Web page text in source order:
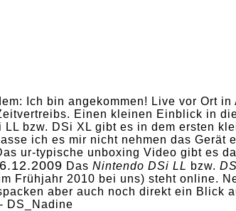
Ich bin angekommen! Live vor Ort
Einen kleinen Einblick in
LL bzw. DSi XL gibt es in dem ersten
ich es mir nicht nehmen das Gerät
ur-typische unboxing Video gibt es
Das Nintendo DSi LL bzw.
Frühjahr 2010 bei uns) steht online.
aber auch noch direkt ein Blick
DS_Nadine